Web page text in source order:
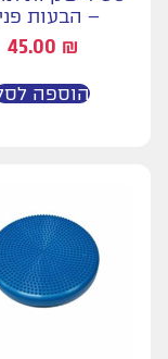
– הבעות
45.00 ₪
הוספה